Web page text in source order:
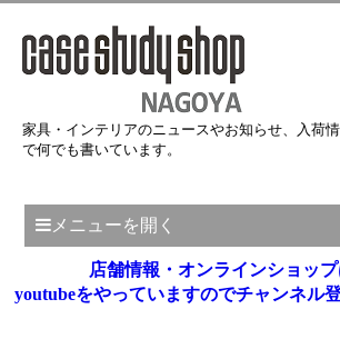
家具・インテリアのニュースやお知らせ、入荷
で何でも書いています。
メニューを開く
店舗情報・オンラインショッ
youtubeをやっていますのでチャンネル